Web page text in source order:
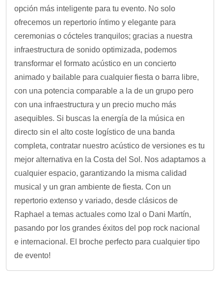
opción más inteligente para tu evento. No solo
ofrecemos un repertorio íntimo y elegante para
ceremonias o cócteles tranquilos; gracias a nuestra
infraestructura de sonido optimizada, podemos
transformar el formato acústico en un concierto
animado y bailable para cualquier fiesta o barra libre,
con una potencia comparable a la de un grupo pero
con una infraestructura y un precio mucho más
asequibles. Si buscas la energía de la música en
directo sin el alto coste logístico de una banda
completa, contratar nuestro acústico de versiones es tu
mejor alternativa en la Costa del Sol. Nos adaptamos a
cualquier espacio, garantizando la misma calidad
musical y un gran ambiente de fiesta. Con un
repertorio extenso y variado, desde clásicos de
Raphael a temas actuales como Izal o Dani Martín,
pasando por los grandes éxitos del pop rock nacional
e internacional. El broche perfecto para cualquier tipo
de evento!